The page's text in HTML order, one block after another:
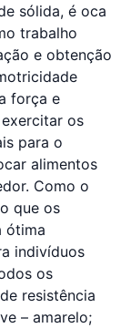
sólida, é oca
trabalho
e obtenção
força e
os
para o
alimentos
Como o
que os
ótima
indivíduos
os
resistência
– amarelo;